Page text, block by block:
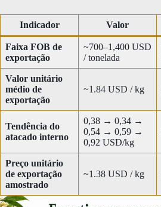
Indicador Valor
Faixa FOB de
exportação
~700–1,400 USD
/ tonelada
Valor unitário
médio de
exportação
~1.84 USD / kg
Tendência do
atacado interno
0,38 → 0,34 →
0,54 → 0,59 →
0,92 USD/kg
Preço unitário
de exportação
amostrado
~1.38 USD / kg